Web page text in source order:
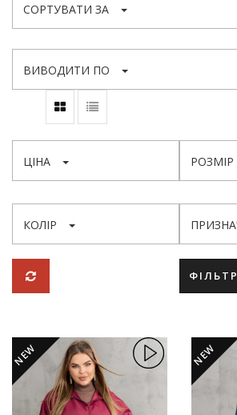
СОРТУВАТИ ЗА
ВИВОДИТИ ПО
ЦІНА РОЗМІР
КОЛІР
NEW NEW